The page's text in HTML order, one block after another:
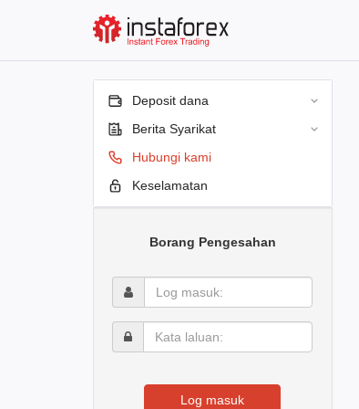
Deposit dana
Berita Syarikat
Hubungi kami
Keselamatan
Borang Pengesahan
Log
masuk:
Kata
laluan:
Log masuk